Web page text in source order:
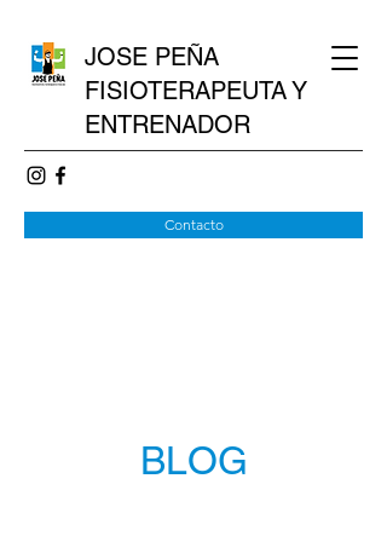
JOSE PEÑA
FISIOTERAPEUTAY
ENTRENADOR
Contacto
BLOG